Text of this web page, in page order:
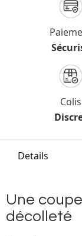
Colis
Details
Une
décolleté